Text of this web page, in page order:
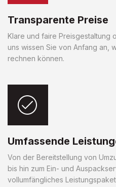
Transparente Preise
Klare und faire Preisgestaltung
uns wissen Sie von Anfang an,
rechnen können.
Umfassende
Von der Bereitstellung von
bis hin zum Ein- und
vollumfängliches